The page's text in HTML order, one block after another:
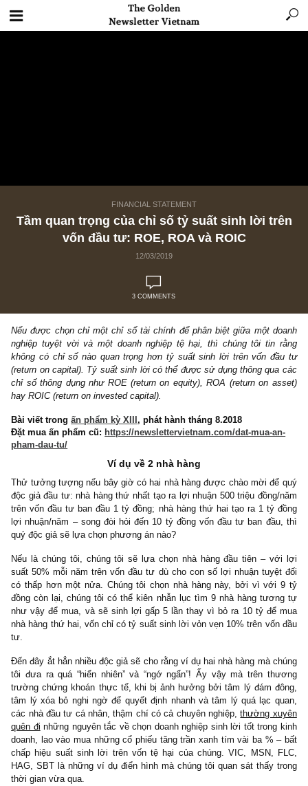
FINANCIAL STATEMENT
Tầm quan trọng của chỉ số tỷ suất sinh lời
12/03/2019
3 COMMENTS
Nếu được chọn chỉ một chỉ số tài chính để phân biệt giữa một
nghiệp tuyệt vời và một doanh nghiệp tệ hại, thì chúng tôi tin
không có chỉ số nào quan trọng hơn tỷ suất sinh lời trên vốn
chỉ số thông dụng như ROE (return on equity), ROA (return on
hay ROIC (return on invested capital).
ấn phẩm kỳ XIII, phát hành tháng 8.2018
Đặt mua ấn phẩm cũ:https://newslettervietnam.com/dat-mua-
pham-dau-tu/
Ví dụ về 2 nhà hàng
Thử tưởng tượng nếu bây giờ có hai nhà hàng được chào mời
trên vốn đầu tư ban đầu 1 tỷ đồng; nhà hàng thứ hai tạo ra 1 tỷ
lợi nhuận/năm – song đòi hỏi đến 10 tỷ đồng vốn đầu tư ban
quý độc giả sẽ lựa chọn phương án nào?
Nếu là chúng tôi, chúng tôi sẽ lựa chọn nhà hàng đầu tiên –
suất 50% mỗi năm trên vốn đầu tư dù cho con số lợi nhuận
đồng còn lại, chúng tôi có thể kiên nhẫn lục tìm 9 nhà hàng
như vậy để mua, và sẽ sinh lợi gấp 5 lần thay vì bỏ ra 10 tỷ
nhà hàng thứ hai, vốn chỉ có tỷ suất sinh lời vỏn vẹn 10% trên
tư.
Đến đây ắt hẳn nhiều độc giả sẽ cho rằng ví dụ hai nhà hàng mà
tôi đưa ra quá “hiển nhiên” và “ngớ ngẩn”! Ấy vậy mà trên
trường chứng khoán thực tế, khi bị ảnh hưởng bởi tâm lý đám
tâm lý xóa bỏ nghi ngờ để quyết định nhanh và tâm lý quá lạc